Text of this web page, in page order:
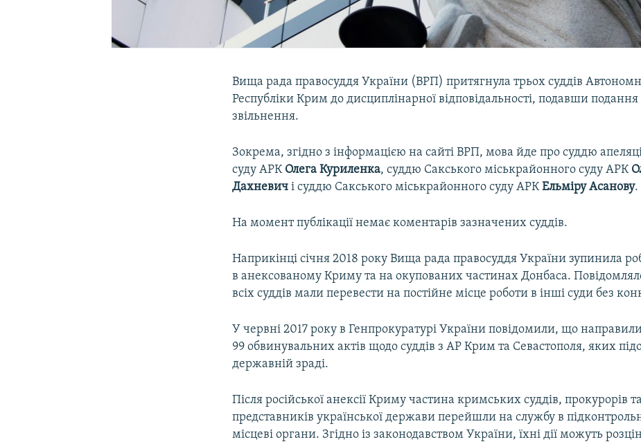
Вища рада правосуддя України (ВРП) притягнула трьох суддів
Республіки Крим до дисциплінарної відповідальності, подавши подання
звільнення.
Зокрема, згідно з інформацією на сайті ВРП, мова йде про суддю
суду АРК Олега Куриленка, суддю Сакського міськрайонного суду АРК
Дахневич і суддю Сакського міськрайонного суду АРКЕльміру Асанову.
На момент публікації немає коментарів зазначених суддів.
Наприкінці січня 2018 року Вища рада правосуддя України зупинила
в анексованому Криму та на окупованих частинах Донбаса.
всіх суддів мали перевести на постійне місце роботи в інші суди без
У червні 2017 року в Генпрокуратурі України повідомили, що
99 обвинувальних актів щодо суддів з АР Крим та Севастополя, яких
державній зраді.
Після російської анексії Криму частина кримських суддів, прокурорів
представників української держави перейшли на службу в
місцеві органи. Згідно із законодавством України, їхні дії можуть